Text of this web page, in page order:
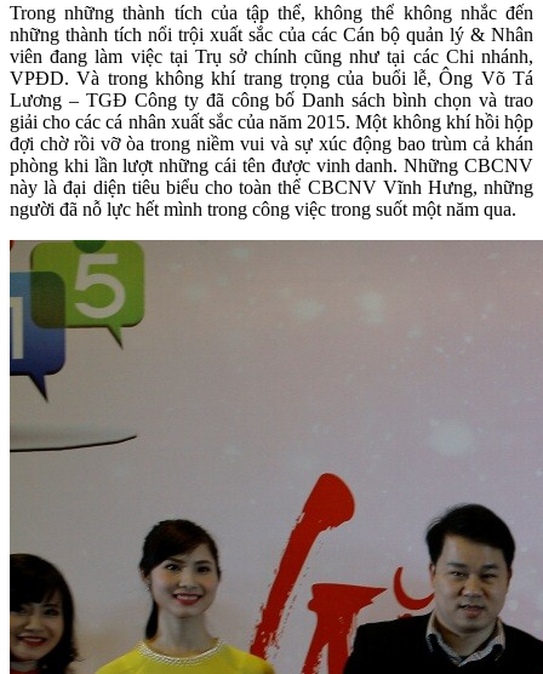
Trong những thành tích của tập thể, không thể không nhắc đến
những thành tích nổi trội xuất sắc của các Cán bộ quản lý & Nhân
viên đang làm việc tại Trụ sở chính cũng như tại các Chi nhánh,
VPĐD. Và trong không khí trang trọng của buổi lễ, Ông Võ Tá
Lương – TGĐ Công ty đã công bố Danh sách bình chọn và trao
giải cho các cá nhân xuất sắc của năm 2015. Một không khí hồi hộp
đợi chờ rồi vỡ òa trong niềm vui và sự xúc động bao trùm cả khán
phòng khi lần lượt những cái tên được vinh danh. Những CBCNV
này là đại diện tiêu biểu cho toàn thể CBCNV Vĩnh Hưng, những
người đã nỗ lực hết mình trong công việc trong suốt một năm qua.